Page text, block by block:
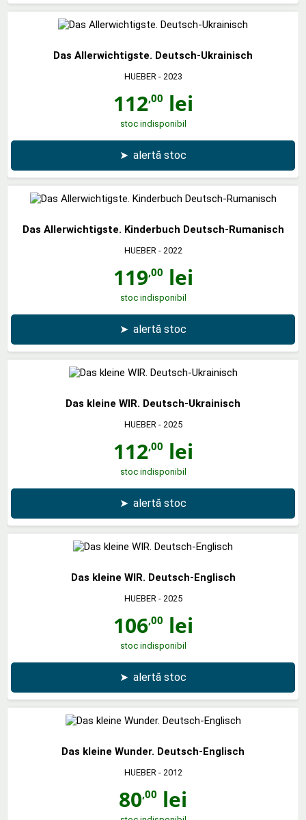
Das Allerwichtigste. Deutsch-Ukrainisch
HUEBER - 2023
112,00 lei
stoc indisponibil
➤ alertă stoc
Das Allerwichtigste. Kinderbuch Deutsch-Rumanisch
HUEBER - 2022
119,00 lei
stoc indisponibil
➤ alertă stoc
Das kleine WIR. Deutsch-Ukrainisch
HUEBER - 2025
112,00 lei
stoc indisponibil
➤ alertă stoc
Das kleine WIR. Deutsch-Englisch
HUEBER - 2025
106,00 lei
stoc indisponibil
➤ alertă stoc
Das kleine Wunder. Deutsch-Englisch
HUEBER - 2012
80,00 lei